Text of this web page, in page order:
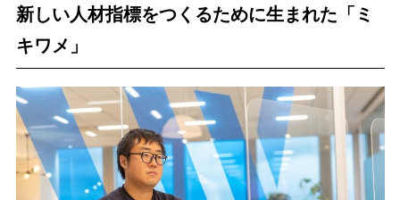
新しい人材指標をつくるために生まれた「ミ
キワメ」